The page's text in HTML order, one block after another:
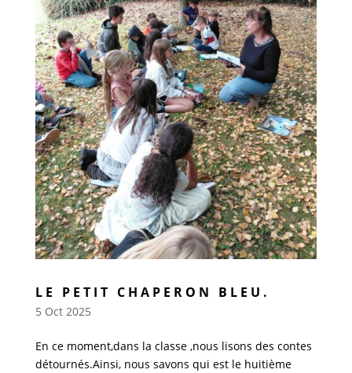
LE PETIT CHAPERON BLEU.
5 Oct 2025
En ce moment,dans la classe ,nous lisons des contes
détournés.Ainsi, nous savons qui est le huitième